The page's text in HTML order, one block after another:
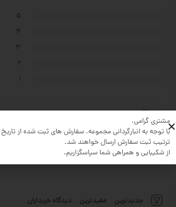
جدیدترین مفیدترین دیدگاه خریداران
5
4
3
2
1
افزودن دیدگاه
مشتری گرامی،
با توجه به انبارگردانی مجموعه، سفارش های ثبت شده از تاریخ 17 مرداد، از
ترتیب ثبت سفارش ارسال خواهند شد.
از شکیبایی و همراهی شما سپاسگزاریم.